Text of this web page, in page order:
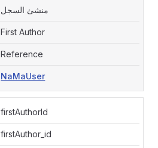
منشئ السجل
First Author
Reference
NaMaUser
firstAuthorId
firstAuthor_id